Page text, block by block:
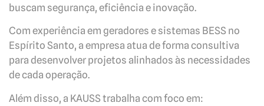
buscam segurança, eficiência e inovação.
Com experiência em geradores e sistemas BESS no
Espírito Santo, a empresa atua de forma consultiva
para desenvolver projetos alinhados às necessidades
de cada operação.
Além disso, a KAUSS trabalha com foco em: